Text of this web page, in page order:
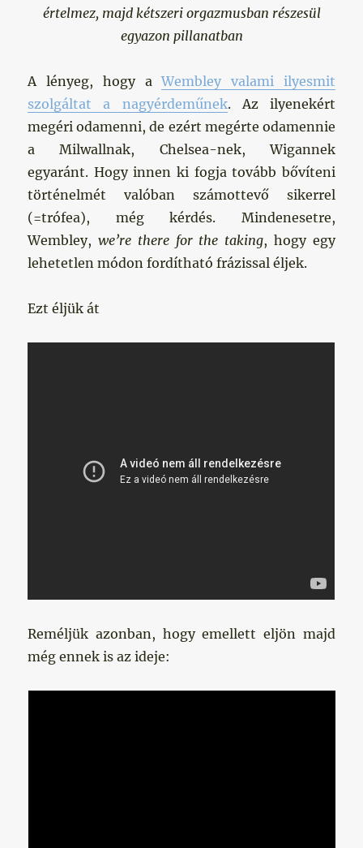
értelmez, majd kétszeri orgazmusban részesül
egyazon pillanatban
A lényeg, hogy aWembley valami ilyesmit
szolgáltat a nagyérdeműnek. Az ilyenekért
megéri odamenni, de ezért megérte odamennie
a Milwallnak, Chelsea-nek, Wigannek
egyaránt. Hogy innen ki fogja tovább bővíteni
történelmét valóban számottevő sikerrel
(=trófea), még kérdés. Mindenesetre,
Wembley,we’re there for the taking, hogy egy
lehetetlen módon fordítható frázissal éljek.
Ezt éljük át
Reméljük azonban, hogy emellett eljön majd
még ennek is az ideje: